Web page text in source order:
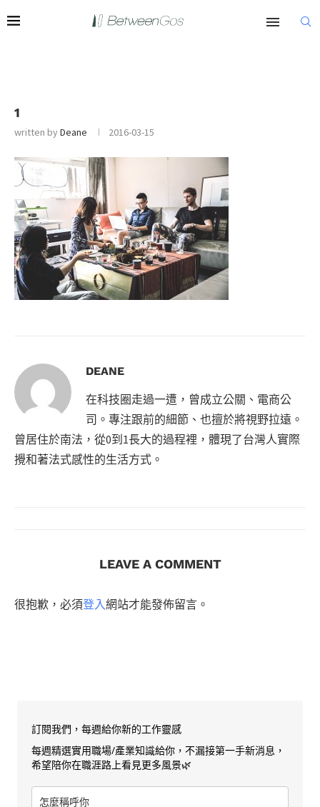
1
written byDeane 2016-03-15
DEANE
在科技圈走過一遭，曾成立公關、電商公
司。專注跟前的細節、也擅於將視野拉遠。
曾居住於南法，從0到1長大的過程裡，體現了台灣人實際
攪和著法式感性的生活方式。
LEAVE A COMMENT
很抱歉，必須登入網站才能發佈留言。
訂閱我們，每週給你新的工作靈感
每週精選實用職場/產業知識給你，不漏接第一手新消息，
希望陪你在職涯路上看見更多風景🌿